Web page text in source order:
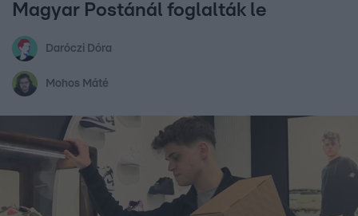
Magyar Postánál foglalták le
Daróczi Dóra
Mohos Máté